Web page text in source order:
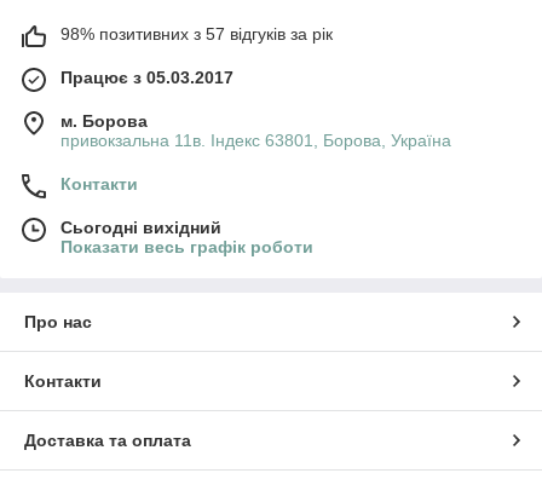
98% позитивних з 57 відгуків за рік
Працює з 05.03.2017
м. Борова
привокзальна 11в. Індекс 63801, Борова, Україна
Контакти
Сьогодні вихідний
Показати весь графік роботи
Про нас
Контакти
Доставка та оплата